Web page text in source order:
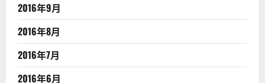
2016年9月
2016年8月
2016年7月
2016年6月